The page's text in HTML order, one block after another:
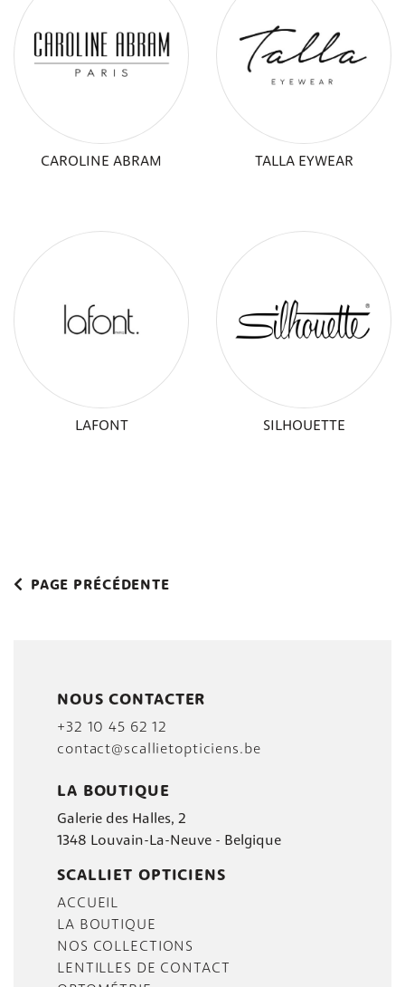
CAROLINE ABRAM TALLA EYWEAR
LAFONT SILHOUETTE
PAGE PRÉCÉDENTE
NOUS CONTACTER
+32 10 45 62 12
contact@scallietopticiens.be
LA BOUTIQUE
Galerie des Halles, 2
1348 Louvain-La-Neuve - Belgique
SCALLIET OPTICIENS
ACCUEIL
LA BOUTIQUE
NOS COLLECTIONS
LENTILLES DE CONTACT